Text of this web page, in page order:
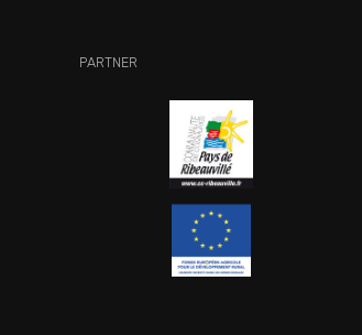
PARTNER